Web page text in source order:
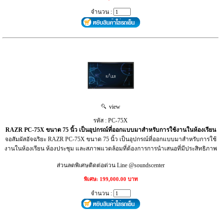
จำนวน :
view
รหัส : PC-75X
RAZR PC-75X ขนาด 75 นิ้ว เป็นอุปกรณ์ที่ออกแบบมาสำหรับการใช้งานในห้องเรียน
จอสัมผัสอัจฉริยะ RAZR PC-75X ขนาด 75 นิ้ว เป็นอุปกรณ์ที่ออกแบบมาสำหรับการใช้
งานในห้องเรียน ห้องประชุม และสภาพแวดล้อมที่ต้องการการนำเสนอที่มีประสิทธิภาพ
ส่วนลดพิเศษติดต่อด่วน Line @soundscenter
พิเศษ: 199,000.00 บาท
จำนวน :